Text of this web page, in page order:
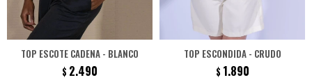
TOP ESCOTE CADENA - BLANCO
$ 2.490
TOP ESCONDIDA - CRUDO
$ 1.890